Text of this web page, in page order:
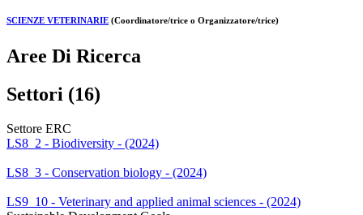
SCIENZE VETERINARIE (Coordinatore/trice o Organizzatore/trice)
Aree Di Ricerca
Settori (16)
Settore ERC
LS8_2 - Biodiversity - (2024)
LS8_3 - Conservation biology - (2024)
LS9_10 - Veterinary and applied animal sciences - (2024)